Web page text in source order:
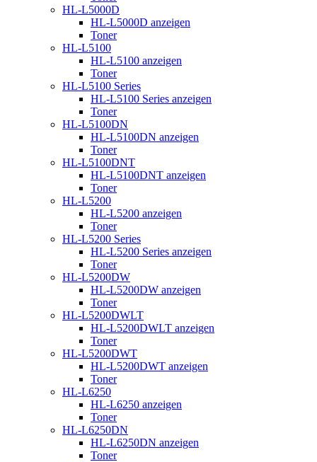
HL-L5000D
HL-L5000D anzeigen
Toner
HL-L5100
HL-L5100 anzeigen
Toner
HL-L5100 Series
HL-L5100 Series anzeigen
Toner
HL-L5100DN
HL-L5100DN anzeigen
Toner
HL-L5100DNT
HL-L5100DNT anzeigen
Toner
HL-L5200
HL-L5200 anzeigen
Toner
HL-L5200 Series
HL-L5200 Series anzeigen
Toner
HL-L5200DW
HL-L5200DW anzeigen
Toner
HL-L5200DWLT
HL-L5200DWLT anzeigen
Toner
HL-L5200DWT
HL-L5200DWT anzeigen
Toner
HL-L6250
HL-L6250 anzeigen
Toner
HL-L6250DN
HL-L6250DN anzeigen
Toner